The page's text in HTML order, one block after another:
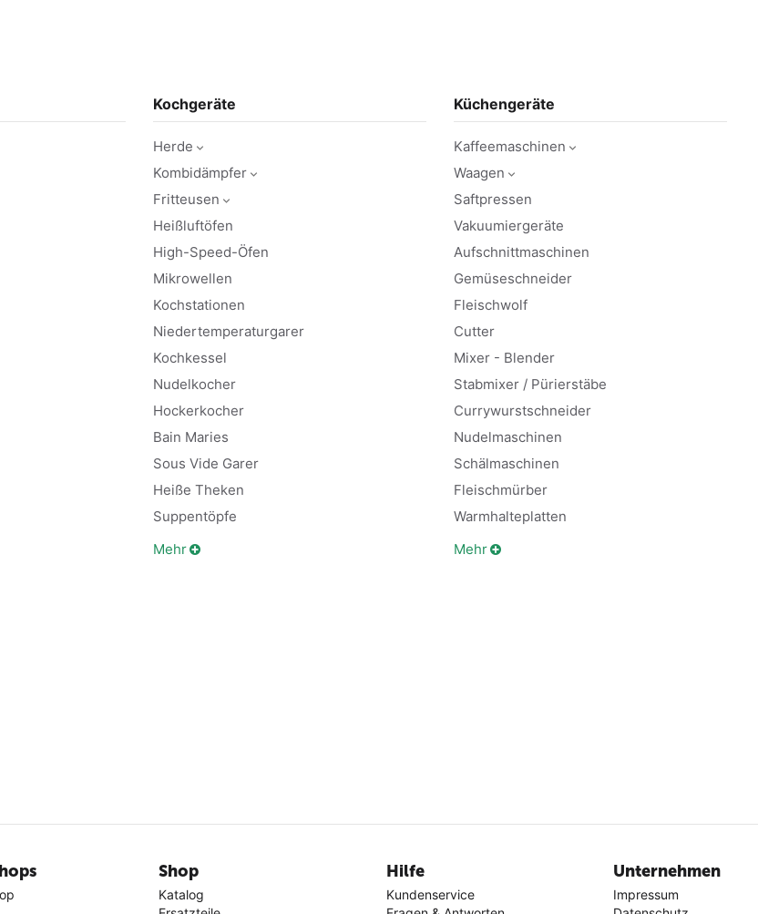
Kochgeräte
Herde
Kombidämpfer
Fritteusen
Heißluftöfen
High-Speed-Öfen
Mikrowellen
Kochstationen
Niedertemperaturgarer
Kochkessel
Nudelkocher
Hockerkocher
Bain Maries
Sous Vide Garer
Heiße Theken
Suppentöpfe
Mehr
Küchengeräte
Kaffeemaschinen
Waagen
Saftpressen
Vakuumiergeräte
Aufschnittmaschinen
Gemüseschneider
Fleischwolf
Cutter
Mixer - Blender
Stabmixer / Pürierstäbe
Currywurstschneider
Nudelmaschinen
Schälmaschinen
Fleischmürber
Warmhalteplatten
Mehr
Shop
Katalog
Hilfe
Kundenservice
Unternehmen
Impressum